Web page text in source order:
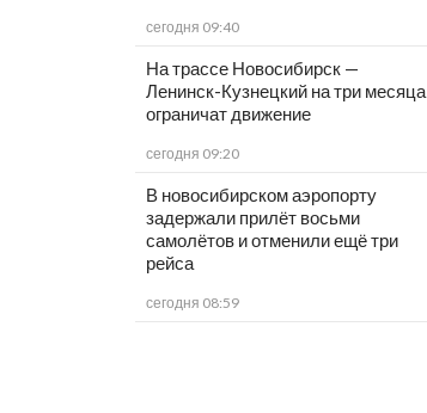
сегодня 09:40
На трассе Новосибирск —
Ленинск-Кузнецкий на три месяца
ограничат движение
сегодня 09:20
В новосибирском аэропорту
задержали прилёт восьми
самолётов и отменили ещё три
рейса
сегодня 08:59